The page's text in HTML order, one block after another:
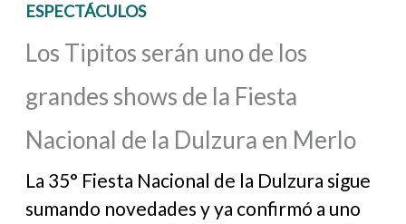
ESPECTÁCULOS
Los Tipitos serán uno de los
grandes shows de la Fiesta
Nacional de la Dulzura en Merlo
La 35° Fiesta Nacional de la Dulzura sigue
sumando novedades y ya confirmó a uno